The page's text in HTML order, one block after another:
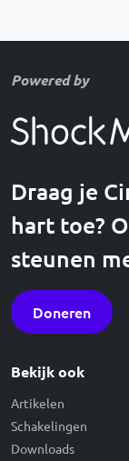
Powered by
Draag je
hart toe?
steunen
Doneren
Bekijk ook
Artikelen
Schakelingen
Downloads